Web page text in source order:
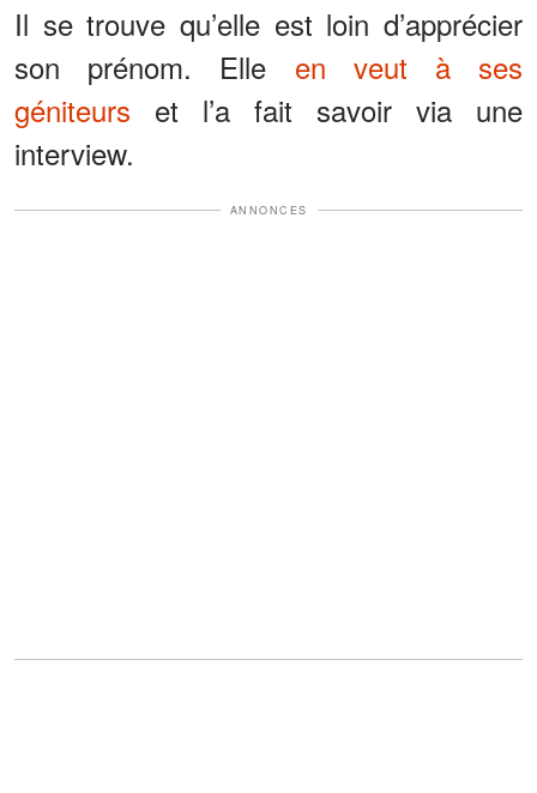
Il se trouve qu’elle est loin d’apprécier
son prénom. Elle en veut à ses
géniteurs et l’a fait savoir via une
interview.
ANNONCES